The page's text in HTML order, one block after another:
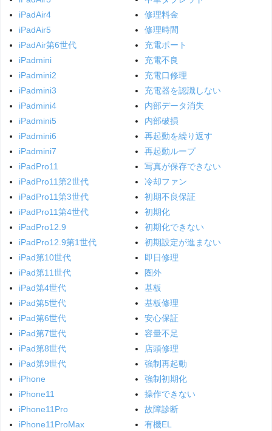
iPadAir4
iPadAir5
iPadAir第6世代
iPadmini
iPadmini2
iPadmini3
iPadmini4
iPadmini5
iPadmini6
iPadmini7
iPadPro11
iPadPro11第2世代
iPadPro11第3世代
iPadPro11第4世代
iPadPro12.9
iPadPro12.9第1世代
iPad第10世代
iPad第11世代
iPad第4世代
iPad第5世代
iPad第6世代
iPad第7世代
iPad第8世代
iPad第9世代
iPhone
iPhone11
iPhone11Pro
iPhone11ProMax
修理料金
修理時間
充電ポート
充電不良
充電口修理
充電器を認識しない
内部データ消失
内部破損
再起動を繰り返す
再起動ループ
写真が保存できない
冷却ファン
初期不良保証
初期化
初期化できない
初期設定が進まない
即日修理
圏外
基板
基板修理
安心保証
容量不足
店頭修理
強制再起動
強制初期化
操作できない
故障診断
有機EL